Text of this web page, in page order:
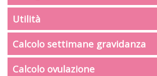
Utilità
Calcolo settimane gravidanza
Calcolo ovulazione